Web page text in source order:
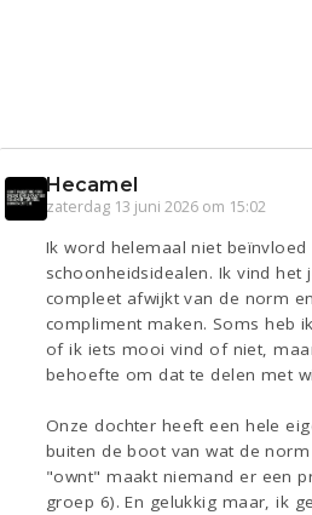
Hecamel
zaterdag 13 juni 2026 om 15:02
Ik word helemaal niet
schoonheidsidealen. Ik vind het
compleet afwijkt van de norm
compliment maken. Soms heb
of ik iets mooi vind of niet,
behoefte om dat te delen met
Onze dochter heeft een hele
buiten de boot van wat de
"ownt" maakt niemand er een
groep 6). En gelukkig maar, ik